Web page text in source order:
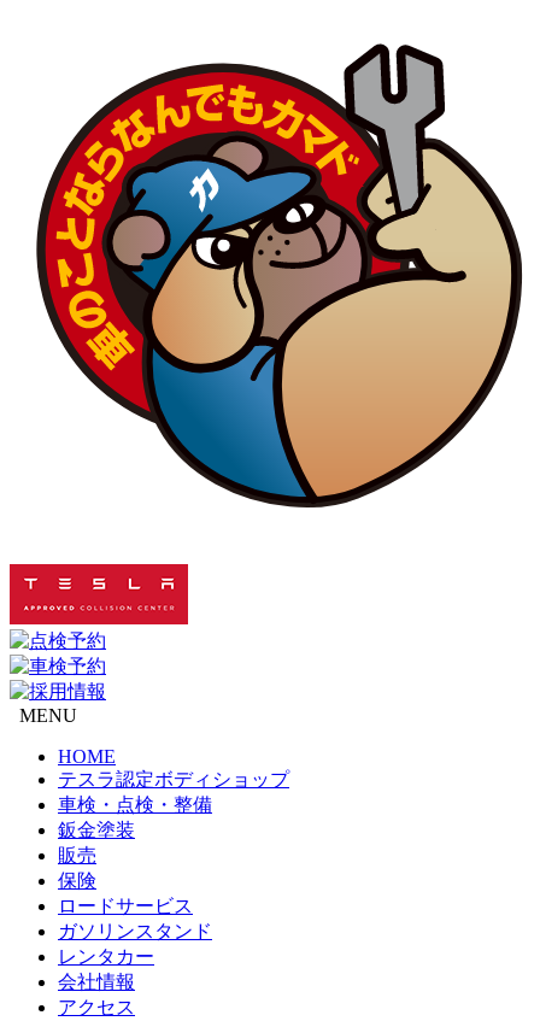
MENU
HOME
テスラ認定ボディショップ
車検・点検・整備
鈑金塗装
販売
保険
ロードサービス
ガソリンスタンド
レンタカー
会社情報
アクセス